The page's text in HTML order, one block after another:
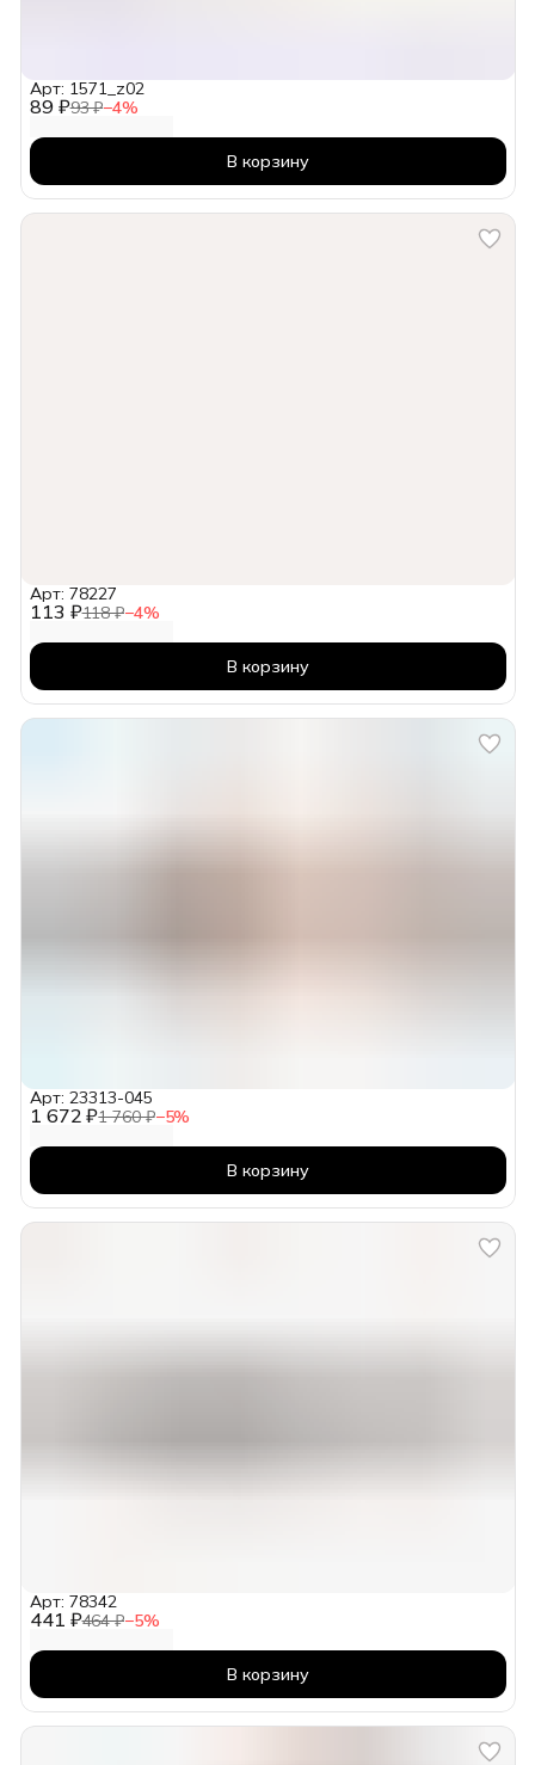
89 ₽93 ₽−4%
Арт: 1571_z02
В корзину
113 ₽118 ₽−4%
Арт: 78227
В корзину
1 672 ₽1 760 ₽−5%
Арт: 23313-045
В корзину
441 ₽464 ₽−5%
Арт: 78342
В корзину